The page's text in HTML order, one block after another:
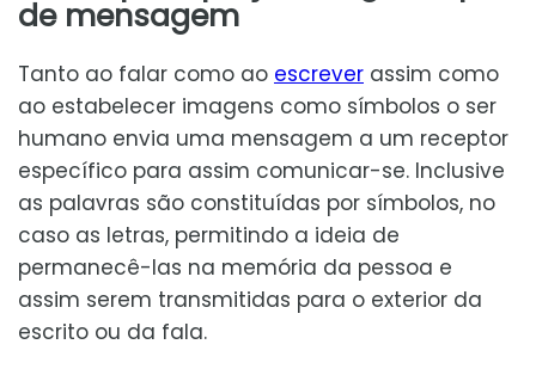
de mensagem
Tanto ao falar como ao escrever assim como
ao estabelecer imagens como símbolos o ser
humano envia uma mensagem a um receptor
específico para assim comunicar-se. Inclusive
as palavras são constituídas por símbolos, no
caso as letras, permitindo a ideia de
permanecê-las na memória da pessoa e
assim serem transmitidas para o exterior da
escrito ou da fala.